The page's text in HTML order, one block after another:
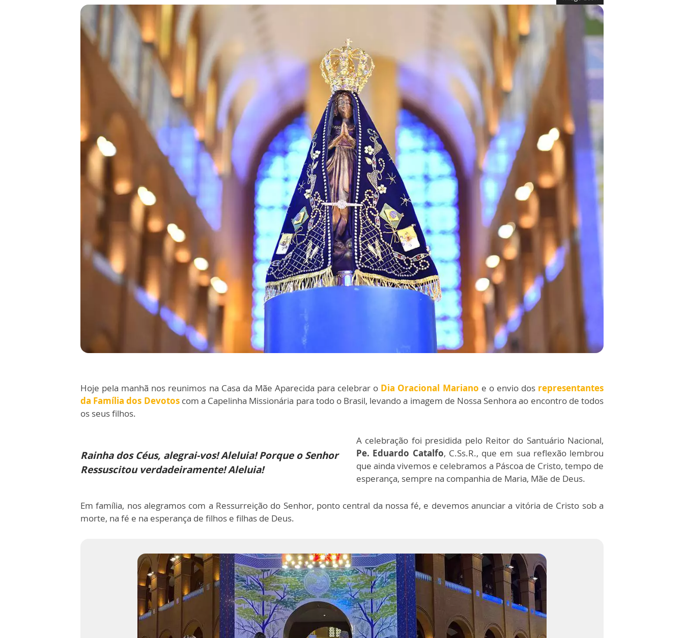
Hoje pela manhã nos reunimos na Casa da Mãe Aparecida para celebrar o Dia Oracional Mariano e o envio dos representantes
da Família dos Devotoscom a Capelinha Missionária para todo o Brasil, levando a imagem de Nossa Senhora ao encontro de todos
os seus filhos.
Rainha dos Céus, alegrai-vos! Aleluia! Porque o Senhor
Ressuscitou verdadeiramente! Aleluia!
A celebração foi presidida pelo Reitor do Santuário Nacional,
Pe. Eduardo Catalfo, C.Ss.R., que em sua reflexão lembrou
que ainda vivemos e celebramos a Páscoa de Cristo, tempo de
esperança, sempre na companhia de Maria, Mãe de Deus.
Em família, nos alegramos com a Ressurreição do Senhor, ponto central da nossa fé, e devemos anunciar a vitória de Cristo sob a
morte, na fé e na esperança de filhos e filhas de Deus.